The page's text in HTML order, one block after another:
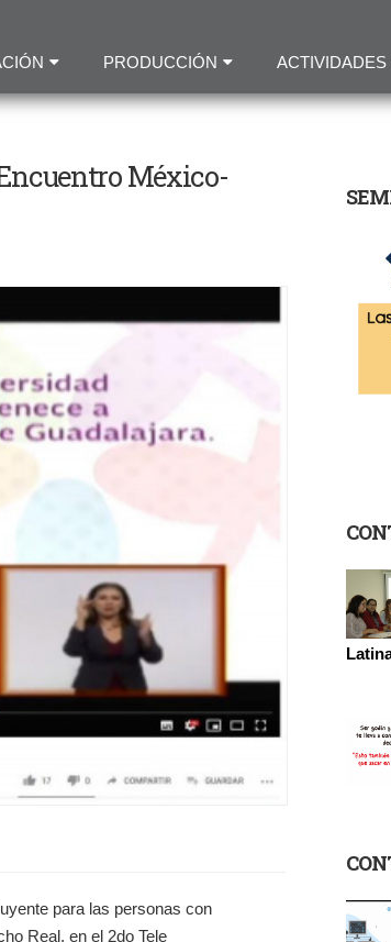
PRODUCCIÓN ACTIVIDADES
México-
para las personas con
Real, en el 2do Tele